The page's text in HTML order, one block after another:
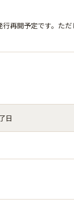
再開予定です。た
日